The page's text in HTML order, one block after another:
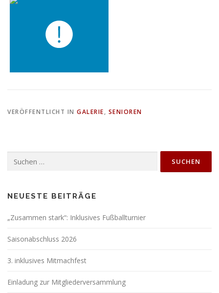
VERÖFFENTLICHT IN GALERIE, SENIOREN
nach:
NEUESTE BEITRÄGE
„Zusammen stark“: Inklusives Fußballturnier
Saisonabschluss 2026
3. inklusives Mitmachfest
Einladung zur Mitgliederversammlung